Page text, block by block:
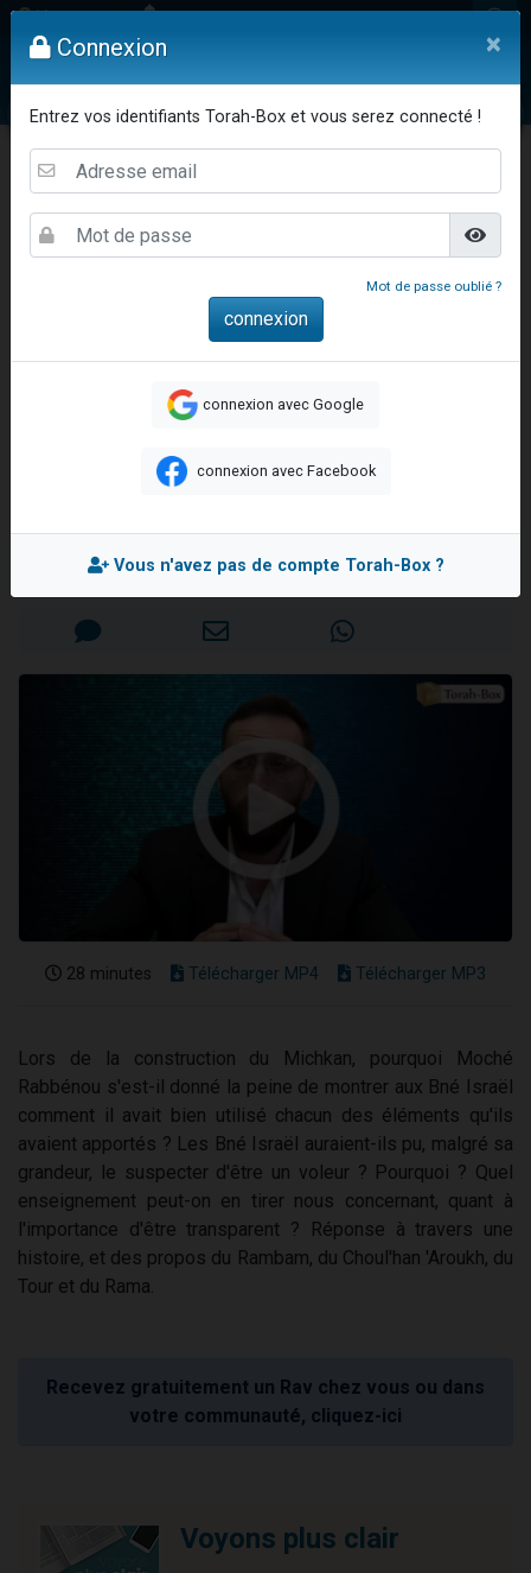
Mon compte
Tu vis pour toi ou pour leur regard ?
Tu vis pour toi ou pour
leur regard ?
Rav Réouven ATTAL
Mis en ligne le Mardi 3 Juin 2025
28 minutes Télécharger MP4 Télécharger MP3
Lors de la construction du Michkan, pourquoi Moché
Rabbénou s'est-il donné la peine de montrer aux Bné Israël
comment il avait bien utilisé chacun des éléments qu'ils
avaient apportés ? Les Bné Israël auraient-ils pu, malgré sa
grandeur, le suspecter d'être un voleur ? Pourquoi ? Quel
enseignement peut-on en tirer nous concernant, quant à
l'importance d'être transparent ? Réponse à travers une
histoire, et des propos du Rambam, du Choul'han 'Aroukh, du
Tour et du Rama.
Recevez gratuitement un Rav chez vous ou dans
votre communauté, cliquez-ici
Voyons plus clair
Connexion ×
Entrez vos identifiants Torah-Box et vous serez connecté !
Mot de passe oublié ?
connexion avec Google
connexion avec Facebook
Vous n'avez pas de compte Torah-Box ?